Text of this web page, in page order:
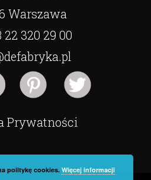
Warszawa
320 29 00
Prywatności
politykę cookies.Więcej informacji